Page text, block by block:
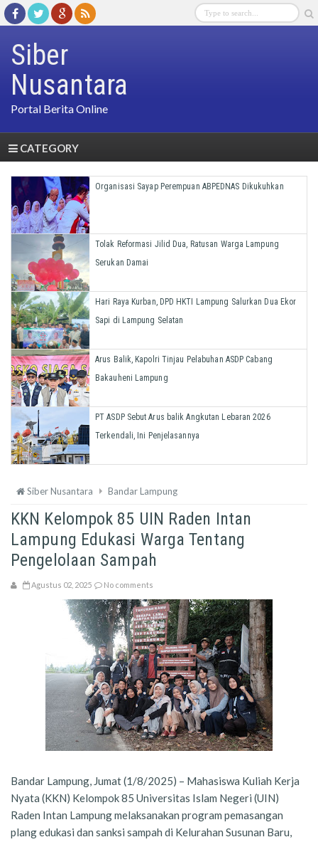
Siber
Nusantara
Portal Berita Online
CATEGORY
Organisasi Sayap Perempuan ABPEDNAS Dikukuhkan
Tolak Reformasi Jilid Dua, Ratusan Warga Lampung
Serukan Damai
Hari Raya Kurban, DPD HKTI Lampung Salurkan Dua Ekor
Sapi di Lampung Selatan
Arus Balik, Kapolri Tinjau Pelabuhan ASDP Cabang
Bakauheni Lampung
PT ASDP Sebut Arus balik Angkutan Lebaran 2026
Terkendali, Ini Penjelasannya
Siber Nusantara Bandar Lampung
KKN Kelompok 85 UIN Raden Intan
Lampung Edukasi Warga Tentang
Pengelolaan Sampah
Agustus 02, 2025 No comments
Bandar Lampung, Jumat (1/8/2025) – Mahasiswa Kuliah Kerja
Nyata (KKN) Kelompok 85 Universitas Islam Negeri (UIN)
Raden Intan Lampung melaksanakan program pemasangan
plang edukasi dan sanksi sampah di Kelurahan Susunan Baru,